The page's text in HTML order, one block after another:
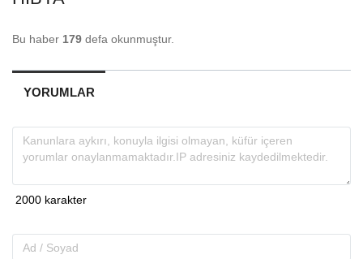
Bu haber 179 defa okunmuştur.
YORUMLAR